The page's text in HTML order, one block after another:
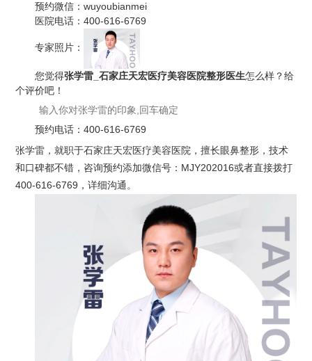
预约微信：wuyoubianmei
医院电话：400-616-6769
专家照片：
您觉得张学雷_石家庄天宏医疗美容医院整形医生怎么样？给
个评价吧！
预约电话：400-616-6769
张学雷，就职于石家庄天宏医疗美容医院，擅长眼鼻整形，技术
和口碑都不错，咨询预约添加微信号：MJY202016或者直接拨打
400-616-6769，详细沟通。